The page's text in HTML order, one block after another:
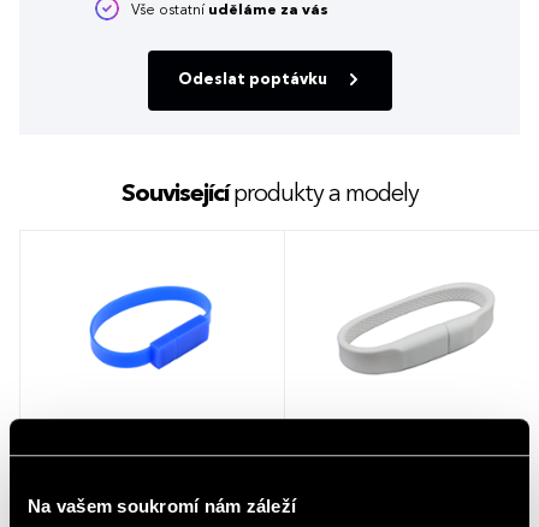
Na vašem soukromí nám záleží
Vše ostatní uděláme za vás
Odeslat poptávku
Souvisejícíprodukty a modely
Náramkový USB flash disk LILLIAN
Náramkový USB flash disk